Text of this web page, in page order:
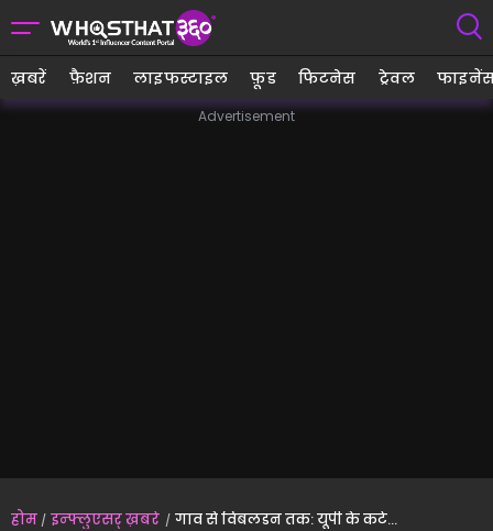
ख़बरें फ़ैशन लाइफस्टाइल फ़ूड फिटनेस ट्रेवल
Advertisement
होम इन्फ्लुएंसर् ख़बरें गांव से विंबलडन तक: यूपी के कंटेंट क्रिएटर विजय कुमार की प्रेरणादायक सफलता की कहानी